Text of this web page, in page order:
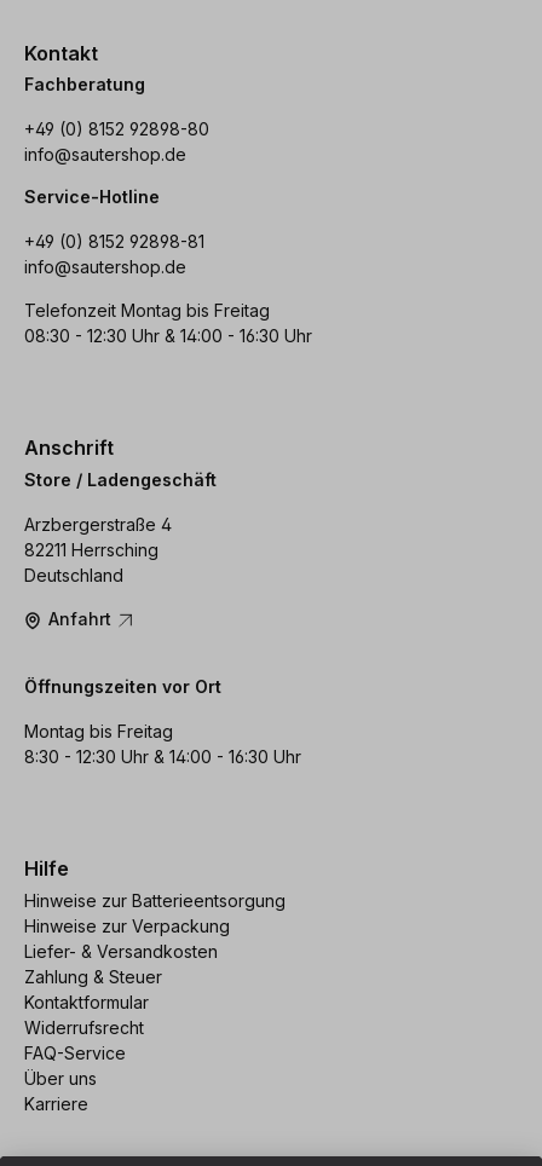
Kontakt
Fachberatung
+49 (0) 8152 92898-80
info@sautershop.de
Service-Hotline
+49 (0) 8152 92898-81
info@sautershop.de
Telefonzeit Montag bis Freitag
08:30 - 12:30 Uhr & 14:00 - 16:30 Uhr
Anschrift
Store / Ladengeschäft
Arzbergerstraße 4
82211 Herrsching
Deutschland
Anfahrt
Öffnungszeiten vor Ort
Montag bis Freitag
8:30 - 12:30 Uhr & 14:00 - 16:30 Uhr
Hilfe
Hinweise zur Batterieentsorgung
Hinweise zur Verpackung
Liefer- & Versandkosten
Zahlung & Steuer
Kontaktformular
Widerrufsrecht
FAQ-Service
Über uns
Karriere